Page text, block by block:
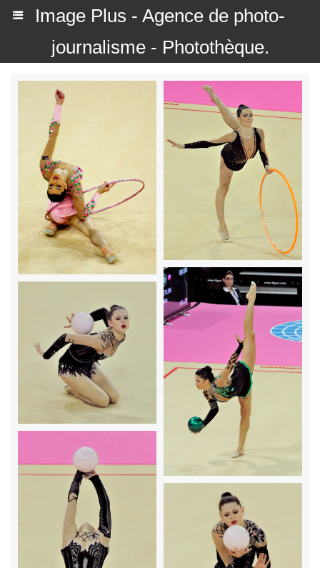
Image Plus - Agence de photo-
journalisme - Photothèque.